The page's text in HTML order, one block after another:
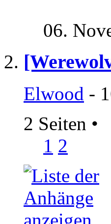
06.
Elwood -
2 Seiten •
1 2